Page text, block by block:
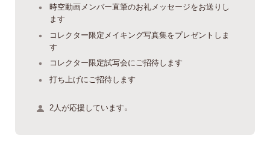
時空動画メンバー直筆のお礼メッセージをお送りし
ます
コレクター限定メイキング写真集をプレゼントしま
す
コレクター限定試写会にご招待します
打ち上げにご招待します
2人が応援しています。